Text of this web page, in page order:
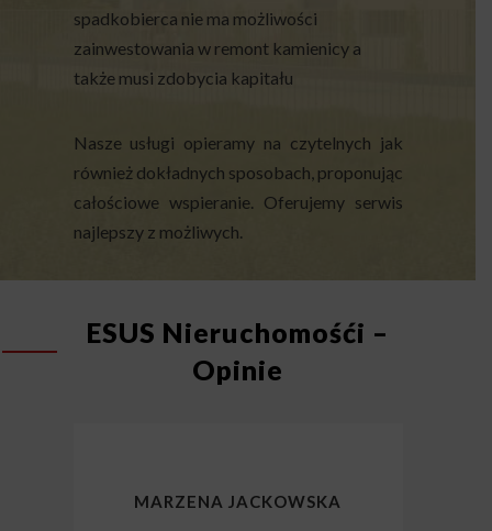
spadkobierca nie ma możliwości
zainwestowania w remont kamienicy a
także musi zdobycia kapitału
Nasze usługi opieramy na czytelnych jak
również dokładnych sposobach, proponując
całościowe wspieranie. Oferujemy serwis
najlepszy z możliwych.
ESUS Nieruchomośći –
Opinie
MARZENA JACKOWSKA